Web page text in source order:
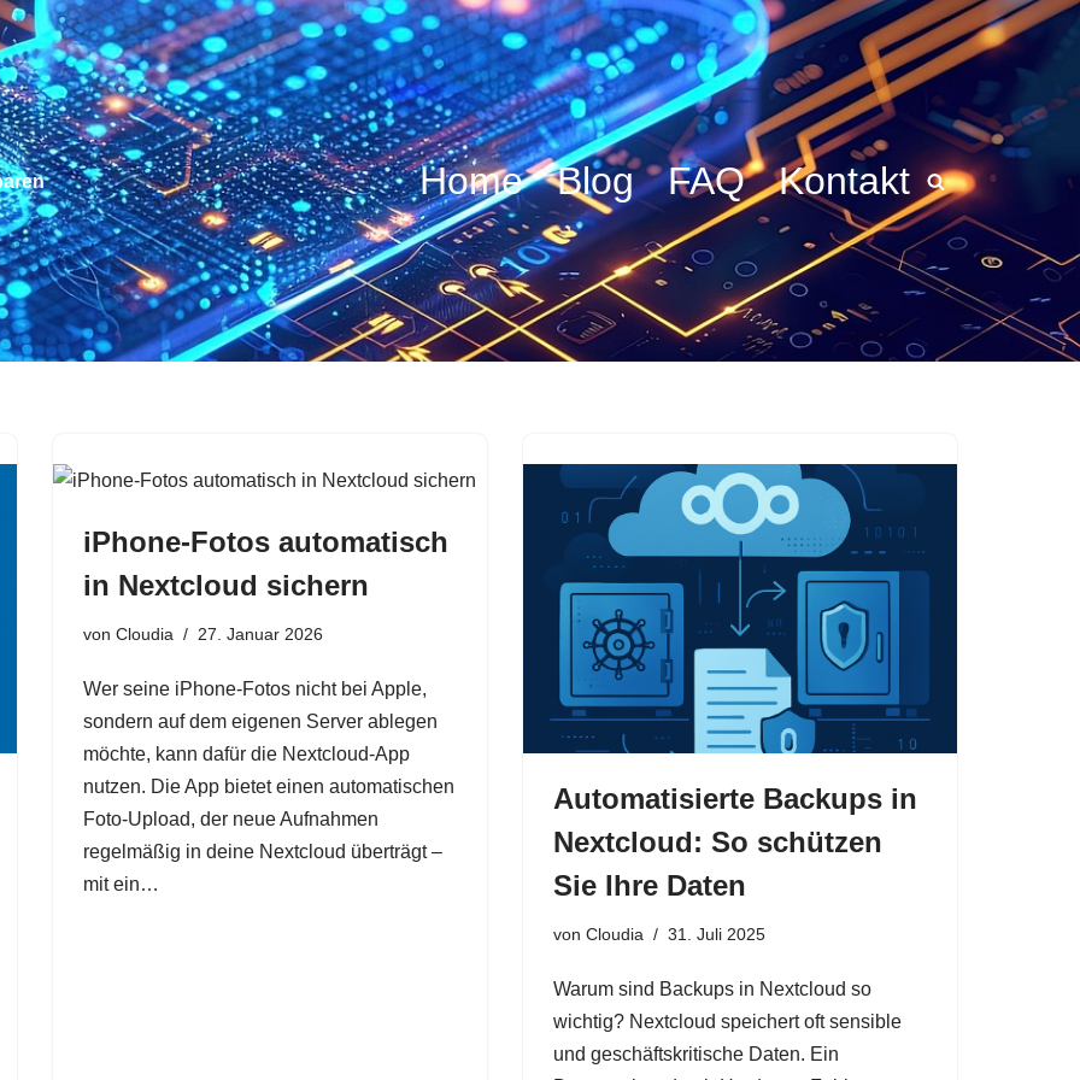
Home Blog FAQ Kontakt
iPhone‑Fotos automatisch
in Nextcloud sichern
von Cloudia 27. Januar 2026
Wer seine iPhone‑Fotos nicht bei Apple,
sondern auf dem eigenen Server ablegen
möchte, kann dafür die Nextcloud‑App
nutzen. Die App bietet einen automatischen
Foto‑Upload, der neue Aufnahmen
regelmäßig in deine Nextcloud überträgt –
mit ein…
Automatisierte Backups in
Nextcloud: So schützen
Sie Ihre Daten
von Cloudia 31. Juli 2025
Warum sind Backups in Nextcloud so
wichtig? Nextcloud speichert oft sensible
und geschäftskritische Daten. Ein